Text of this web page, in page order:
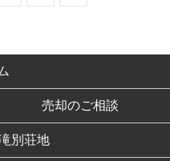
売却のご相談
別荘地